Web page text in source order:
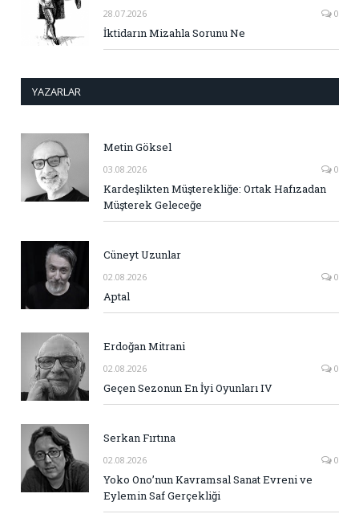
28.07.2026 0
İktidarın Mizahla Sorunu Ne
YAZARLAR
Metin Göksel
03.08.2026 0
Kardeşlikten Müşterekliğe: Ortak Hafızadan
Müşterek Geleceğe
Cüneyt Uzunlar
02.08.2026 0
Aptal
Erdoğan Mitrani
02.08.2026 0
Geçen Sezonun En İyi Oyunları IV
Serkan Fırtına
02.08.2026 0
Yoko Ono’nun Kavramsal Sanat Evreni ve
Eylemin Saf Gerçekliği